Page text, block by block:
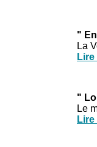
"
La
"
Le